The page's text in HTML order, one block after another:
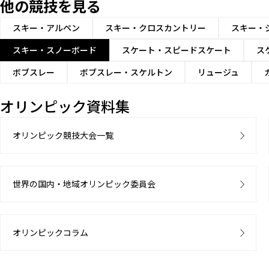
他の競技を見る
スキー・アルペン スキー・クロスカントリー
スキー・
スキー・スノーボード
スケート・スピードスケート
ス
ボブスレー
ボブスレー・スケルトン リュージュ
オリンピック資料集
オリンピック競技大会一覧
世界の国内・地域オリンピック委員会
オリンピックコラム